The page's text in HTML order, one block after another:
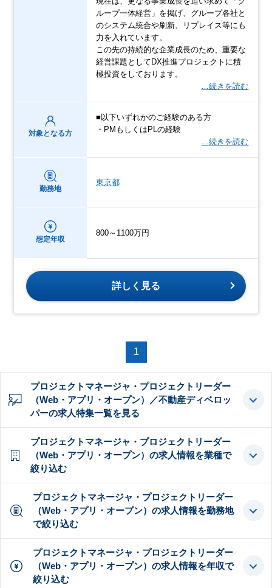
ループ一体経営」を掲げ、グループ各社と
のシステム統合や刷新、リプレイス等にも
力を入れています。
この先の持続的な企業成長のため、重要な
経営課題としてDX推進プロジェクトに積
極投資をしております。
…続きを読む
対象となる方
■以下いずれかのご経験のある方
・PMもしくはPLの経験
…続きを読む
勤務地
東京都
想定年収
800～1100万円
詳しく見る
1
プロジェクトマネージャ・プロジェクトリーダー
（Web・アプリ・オープン）／不動産ディベロッ
パーの求人特集一覧を見る
プロジェクトマネージャ・プロジェクトリーダー
（Web・アプリ・オープン）の求人情報を業種で
絞り込む
プロジェクトマネージャ・プロジェクトリーダー
（Web・アプリ・オープン）の求人情報を勤務地
で絞り込む
プロジェクトマネージャ・プロジェクトリーダー
（Web・アプリ・オープン）の求人情報を年収で
絞り込む